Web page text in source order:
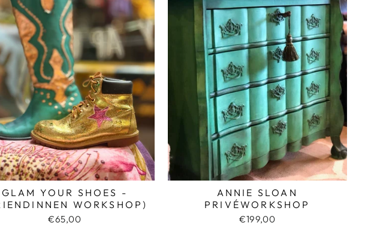
GLAM YOUR SHOES -
WORKSHOP)
€65,00
ANNIE SLOAN
PRIVÉWORKSHOP
€199,00